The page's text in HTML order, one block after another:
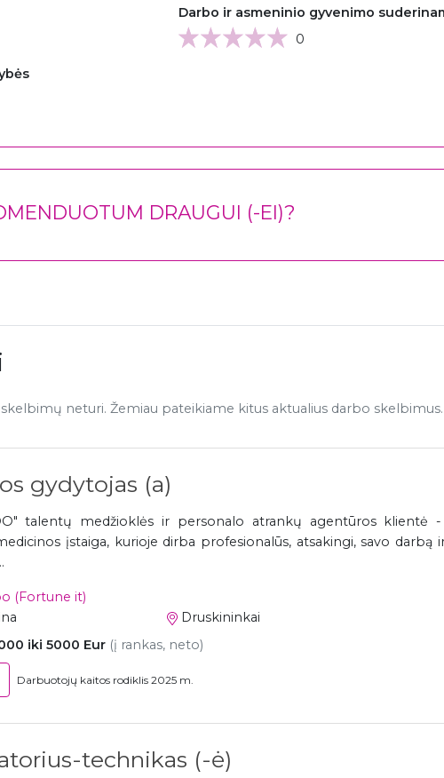
Darbo ir asmeninio gyvenimo
0
DRAUGUI (-EI)?
neturi. Žemiau pateikiame kitus aktualius darbo skelbimus.
gydytojas (a)
talentų medžioklės ir personalo atrankų agentūros klientė
įstaiga, kurioje dirba profesionalūs, atsakingi, savo darbą
(Fortune it)
Druskininkai
iki 5000 Eur (į rankas, neto)
Darbuotojų kaitos rodiklis 2025 m.
technikas (-ė)